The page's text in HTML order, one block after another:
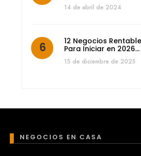
14 de abril de 2024
12 Negocios
Para Iniciar en 2026…
15 de diciembre de 2025
NEGOCIOS EN CASA